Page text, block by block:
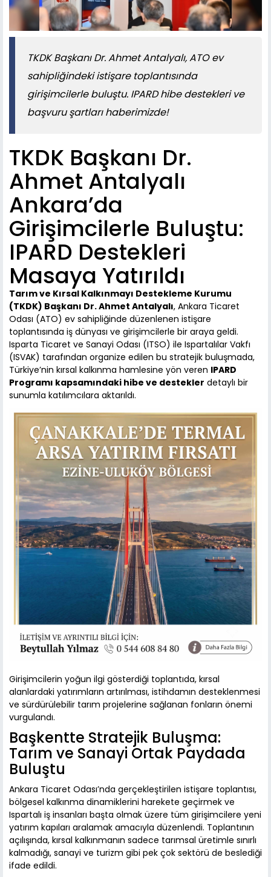
TKDK Başkanı Dr. Ahmet Antalyalı, ATO ev
sahipliğindeki istişare toplantısında
girişimcilerle buluştu. IPARD hibe destekleri ve
başvuru şartları haberimizde!
TKDK Başkanı Dr.
Ahmet Antalyalı
Ankara’da
Girişimcilerle Buluştu:
IPARD Destekleri
Masaya Yatırıldı
Tarım ve Kırsal Kalkınmayı Destekleme Kurumu
(TKDK) Başkanı Dr. Ahmet Antalyalı, Ankara Ticaret
Odası (ATO) ev sahipliğinde düzenlenen istişare
toplantısında iş dünyası ve girişimcilerle bir araya geldi.
Isparta Ticaret ve Sanayi Odası (ITSO) ile Ispartalılar Vakfı
(ISVAK) tarafından organize edilen bu stratejik buluşmada,
Türkiye’nin kırsal kalkınma hamlesine yön veren IPARD
Programı kapsamındaki hibe ve destekler detaylı bir
sunumla katılımcılara aktarıldı.
Girişimcilerin yoğun ilgi gösterdiği toplantıda, kırsal
alanlardaki yatırımların artırılması, istihdamın desteklenmesi
ve sürdürülebilir tarım projelerine sağlanan fonların önemi
vurgulandı.
Başkentte Stratejik Buluşma:
Tarım ve Sanayi Ortak Paydada
Buluştu
Ankara Ticaret Odası’nda gerçekleştirilen istişare toplantısı,
bölgesel kalkınma dinamiklerini harekete geçirmek ve
Ispartalı iş insanları başta olmak üzere tüm girişimcilere yeni
yatırım kapıları aralamak amacıyla düzenlendi. Toplantının
açılışında, kırsal kalkınmanın sadece tarımsal üretimle sınırlı
kalmadığı, sanayi ve turizm gibi pek çok sektörü de beslediği
ifade edildi.